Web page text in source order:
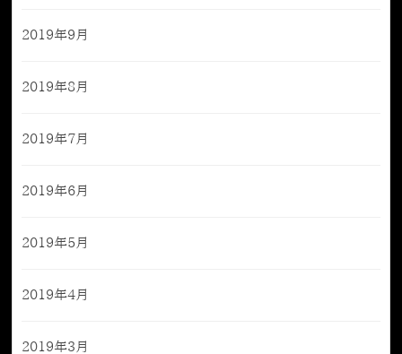
2019年9月
2019年8月
2019年7月
2019年6月
2019年5月
2019年4月
2019年3月